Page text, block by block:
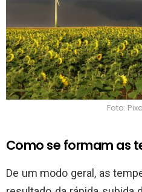
Foto:
Como se formam as
De um modo geral, as